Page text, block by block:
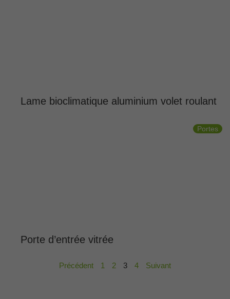
Lame bioclimatique aluminium volet roulant
Porte d’entrée vitrée
Portes
Précédent 1 2 3 4 Suivant